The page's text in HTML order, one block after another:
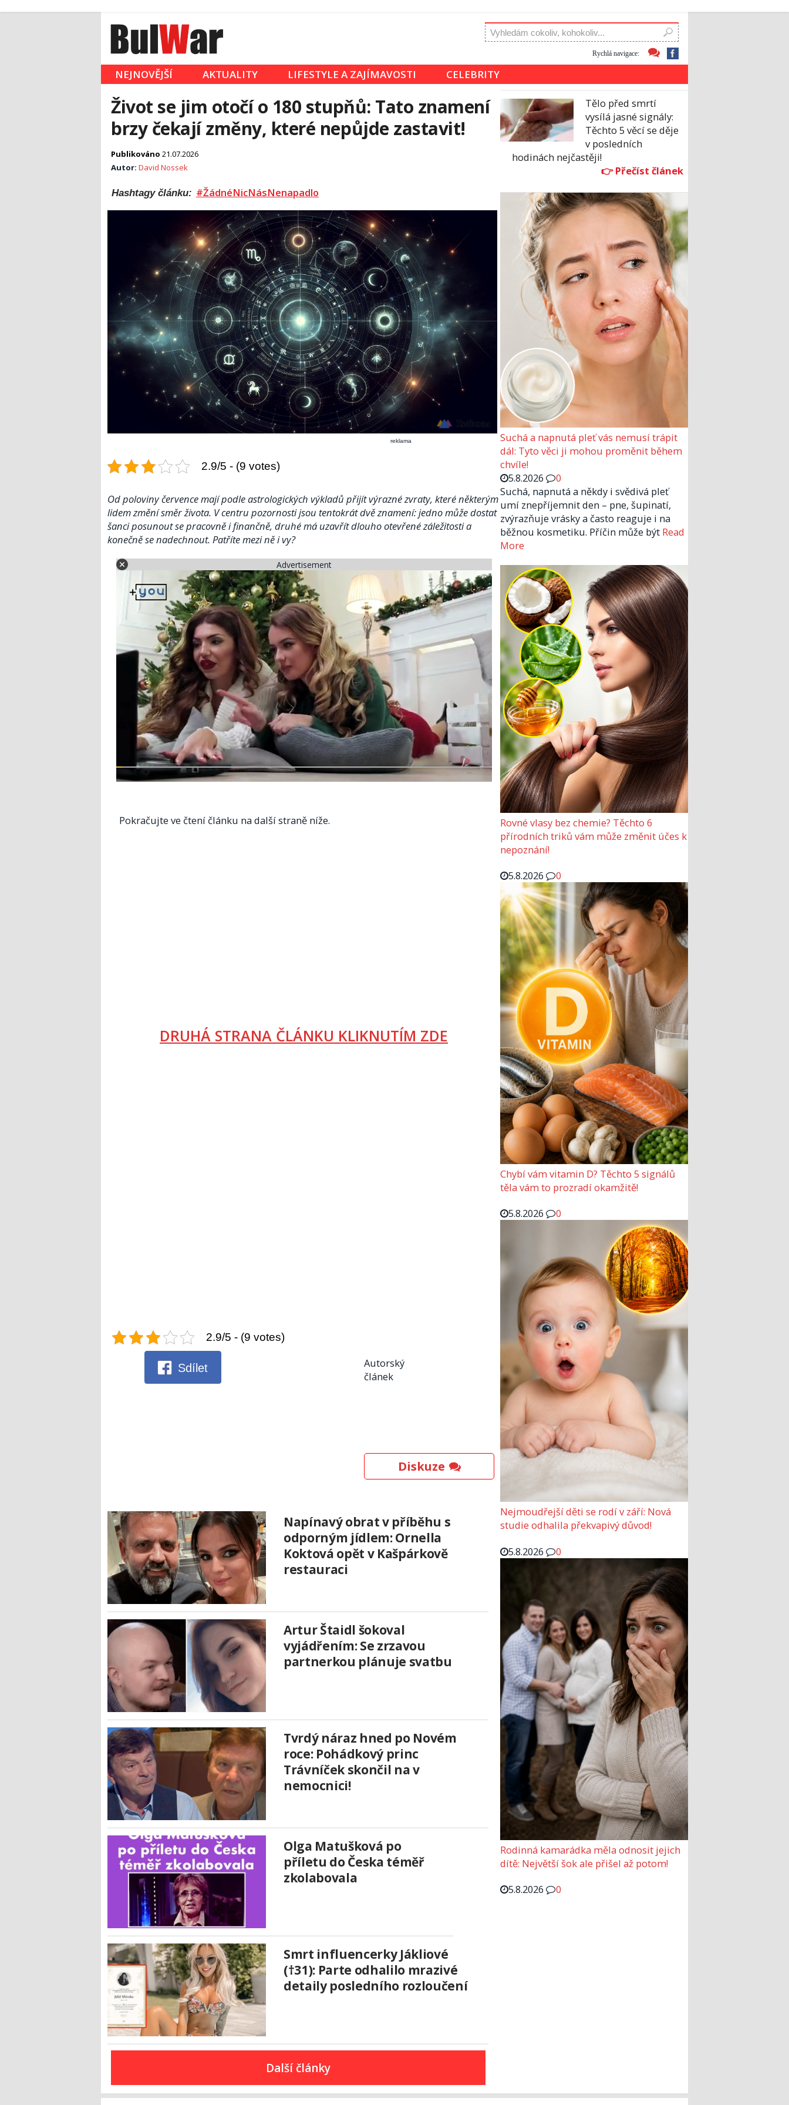
Rychlá navigace:
NEJNOVĚJŠÍ AKTUALITY LIFESTYLE A ZAJÍMAVOSTI CELEBRITY
Život se jim otočí o 180 stupňů: Tato znamení
brzy čekají změny, které nepůjde zastavit!
Publikováno 21.07.2026
Autor: David Nossek
Hashtagy článku: #ŽádnéNicNásNenapadlo
reklama
2.9/5 - (9 votes)
Od poloviny července mají podle astrologických výkladů přijít výrazné zvraty, které některým
lidem změní směr života. V centru pozornosti jsou tentokrát dvě znamení: jedno může dostat
šanci posunout se pracovně i finančně, druhé má uzavřít dlouho otevřené záležitosti a
konečně se nadechnout. Patříte mezi ně i vy?
Advertisement
Pokračujte ve čtení článku na další straně níže.
DRUHÁ STRANA ČLÁNKU KLIKNUTÍM ZDE
2.9/5 - (9 votes)
Sdílet
Autorský
článek
Diskuze
Napínavý obrat v příběhu s
odporným jídlem: Ornella
Koktová opět v Kašpárkově
restauraci
Artur Štaidl šokoval
vyjádřením: Se zrzavou
partnerkou plánuje svatbu
Tvrdý náraz hned po Novém
roce: Pohádkový princ
Trávníček skončil na v
nemocnici!
Olga Matušková po
příletu do Česka téměř
zkolabovala
Smrt influencerky Jákliové
(†31): Parte odhalilo mrazivé
detaily posledního rozloučení
Další články
Tělo před smrtí
vysílá jasné signály:
Těchto 5 věcí se děje
v posledních
hodinách nejčastěji!
Suchá a napnutá pleť vás nemusí trápit
dál: Tyto věci ji mohou proměnit během
chvíle!
5.8.2026
0
Suchá, napnutá a někdy i svědivá pleť
umí znepříjemnit den – pne, šupinatí,
zvýrazňuje vrásky a často reaguje i na
běžnou kosmetiku. Příčin může být Read
More
Rovné vlasy bez chemie? Těchto 6
přírodních triků vám může změnit účes k
nepoznání!
5.8.2026
0
Chybí vám vitamin D? Těchto 5 signálů
těla vám to prozradí okamžitě!
5.8.2026
0
Nejmoudřejší děti se rodí v září: Nová
studie odhalila překvapivý důvod!
5.8.2026
0
Rodinná kamarádka měla odnosit jejich
dítě: Největší šok ale přišel až potom!
5.8.2026
0